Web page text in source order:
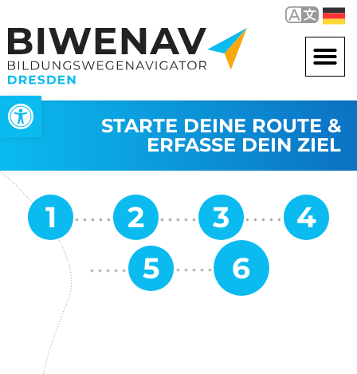
Werkzeugleiste öffnen
STARTE DEINE ROUTE &
ERFASSE DEIN ZIEL